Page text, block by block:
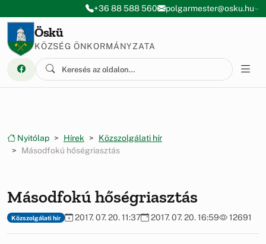
Ugrás a menüre
Ugrás a tartalomra+36 88 588 560 polgarmester@osku.hu
Öskü
KÖZSÉG ÖNKORMÁNYZATA
Nyitólap Hírek
Közszolgálati hír
Másodfokú hőségriasztás
Másodfokú hőségriasztás
Közszolgálati hír 2017. 07. 20. 11:37 2017. 07. 20. 16:59 12691